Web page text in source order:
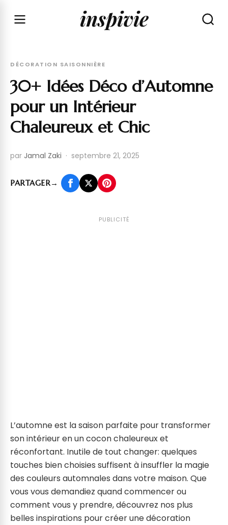
inspivie
DÉCORATION SAISONNIÈRE
30+ Idées Déco d’Automne
pour un Intérieur
Chaleureux et Chic
par Jamal Zaki · septembre 21, 2025
PARTAGER→
PUBLICITÉ
L’automne est la saison parfaite pour transformer
son intérieur en un cocon chaleureux et
réconfortant. Inutile de tout changer: quelques
touches bien choisies suffisent à insuffler la magie
des couleurs automnales dans votre maison. Que
vous vous demandiez quand commencer ou
comment vous y prendre, découvrez nos plus
belles inspirations pour créer une décoration